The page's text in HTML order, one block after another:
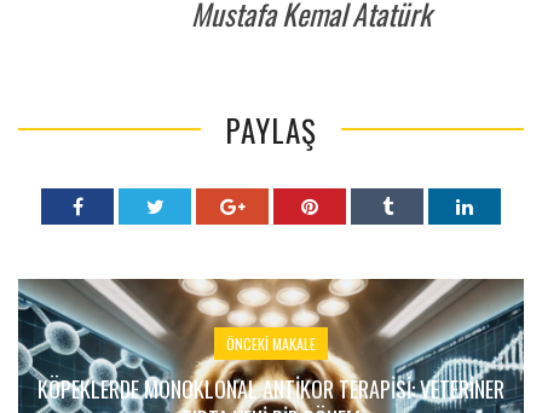
Mustafa Kemal Atatürk
PAYLAŞ
ÖNCEKI MAKALE
KÖPEKLERDE MONOKLONAL ANTIKOR TERAPISI: VETERINER